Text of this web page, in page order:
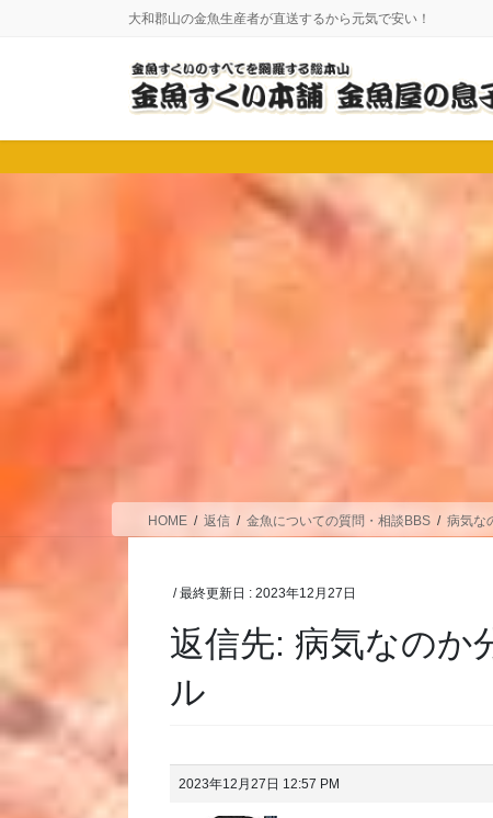
に
移
ョ
ン
大和郡山の金魚生産者が直送するから元気で安い！
HOME 返信 金魚についての質問・相談BBS 病気な
/ 最終更新日 :2023年12月27日
返信先: 病気なのか
ル
2023年12月27日 12:57 PM